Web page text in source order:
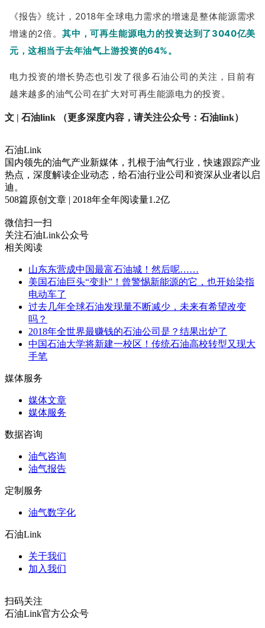
《报告》统计，2018年全球电力需求的增速是整体能源需求
增速的2倍。 其中，可再生能源电力的投资达到了3040亿美
元，这相当于去年油气上游投资的64%。
电力投资的增长势态也引发了很多石油公司的关注，目前有
越来越多的油气公司在扩大对可再生能源电力的投资。
文 | 石油link （更多深度内容，请关注公众号：石油link）
石油Link
国内领先的油气产业新媒体，扎根于油气行业，快速跟踪产业
热点，深度解读企业动态，给石油行业公司和资深从业者以启
迪。
508篇原创文章 | 2018年全年阅读量1.2亿
微信扫一扫
关注石油Link公众号
相关阅读
山东东营成中国最富石油城！然后呢……
美国石油巨头“变卦”！曾警惕新能源的它，也开始染指
电动车了
过去几年全球石油发现量不断减少，未来有希望改变
吗？
2018年全世界最赚钱的石油公司是？结果出炉了
中国石油大学将新建一校区！传统石油高校转型又现大
手笔
媒体服务
媒体文章
媒体服务
数据咨询
油气咨询
油气报告
定制服务
油气数字化
石油Link
关于我们
加入我们
扫码关注
石油Link官方公众号